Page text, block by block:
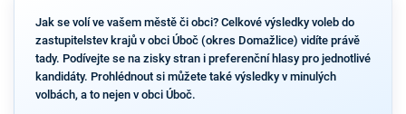
Jak se volí ve vašem městě či obci? Celkové výsledky voleb do
zastupitelstev krajů v obci Úboč (okres Domažlice) vidíte právě
tady. Podívejte se na zisky stran i preferenční hlasy pro jednotlivé
kandidáty. Prohlédnout si můžete také výsledky v minulých
volbách, a to nejen v obci Úboč.